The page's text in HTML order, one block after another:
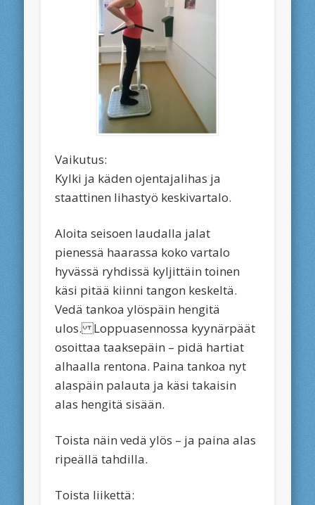
Vaikutus:
Kylki ja käden ojentajalihas ja
staattinen lihastyö keskivartalo.
Aloita seisoen laudalla jalat
pienessä haarassa koko vartalo
hyvässä ryhdissä kyljittäin toinen
käsi pitää kiinni tangon keskeltä.
Vedä tankoa ylöspäin hengitä
ulos. Loppuasennossa kyynärpäät
osoittaa taaksepäin – pidä hartiat
alhaalla rentona. Paina tankoa nyt
alaspäin palauta ja käsi takaisin
alas hengitä sisään.
Toista näin vedä ylös – ja paina alas
ripeällä tahdilla.
Toista liikettä: